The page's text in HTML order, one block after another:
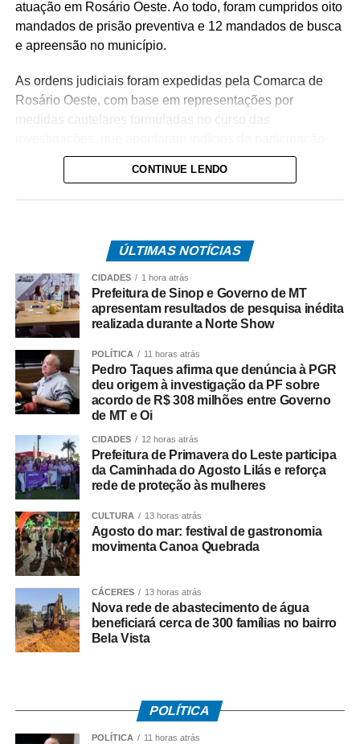
atuação em Rosário Oeste. Ao todo, foram cumpridos oito
mandados de prisão preventiva e 12 mandados de busca
e apreensão no município.
As ordens judiciais foram expedidas pela Comarca de
Rosário Oeste, com base em representações por
dos alvos no tráfico de drogas na região.
enfraquecendo a estrutura da organização criminosa.
O trabalho é resultado de investigações conduzidas pela
equipe da Delegacia de Rosário Oeste, que reuniram
elementos indicando o envolvimento dos suspeitos com o
comércio ilícito de entorpecentes em Rosário Oeste.
A ação contou com apoio de equipes da Regional de
Várzea Grande e da Diretoria Metropolitana, que atuaram
no cumprimento simultâneo dos mandados judiciais.
As investigações prosseguem para identificar outros
integrantes da organização criminosa e aprofundar a
apuração dos crimes relacionados ao tráfico de drogas e
à atuação da facção no município.
COMENTE ABAIXO:
WhatsApp
Facebook
CONTINUE LENDO
ÚLTIMAS NOTÍCIAS
CIDADES 1 hora atrás
Prefeitura de Sinop e Governo de MT
apresentam resultados de pesquisa inédita
realizada durante a Norte Show
POLÍTICA 11 horas atrás
Pedro Taques afirma que denúncia à PGR
deu origem à investigação da PF sobre
acordo de R$ 308 milhões entre Governo
de MT e Oi
CIDADES 12 horas atrás
Prefeitura de Primavera do Leste participa
da Caminhada do Agosto Lilás e reforça
rede de proteção às mulheres
CULTURA 13 horas atrás
Agosto do mar: festival de gastronomia
movimenta Canoa Quebrada
CÁCERES 13 horas atrás
Nova rede de abastecimento de água
beneficiará cerca de 300 famílias no bairro
Bela Vista
POLÍTICA
POLÍTICA 11 horas atrás